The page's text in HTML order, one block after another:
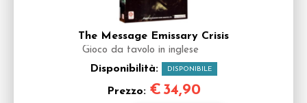
The Message Emissary Crisis
Gioco da tavolo in inglese
Disponibilità: DISPONIBILE
Prezzo: € 34,90